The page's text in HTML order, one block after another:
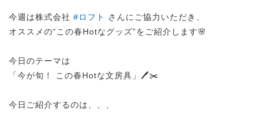
今週は株式会社 #ロフト
さんにご協力いただき、
オススメの“この春Hotなグッズ”をご紹介します🌸
今日のテーマは
「今が旬！ この春Hotな文房具」🖊️✂️
今日ご紹介するのは、、、